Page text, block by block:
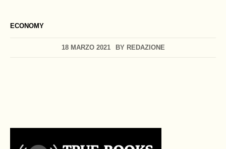
ECONOMY
18 MARZO 2021 BY REDAZIONE